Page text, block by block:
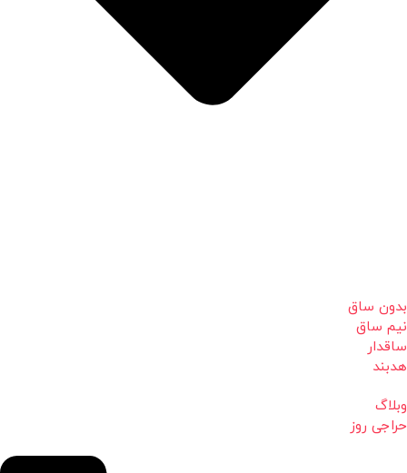
بدون ساق
نیم ساق
ساقدار
هدبند
وبلاگ
حراجی روز